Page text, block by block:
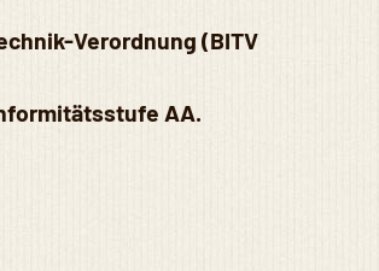
Verordnung (BITV
AA.